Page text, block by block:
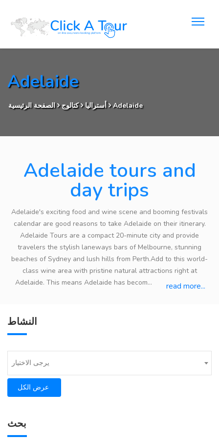
Adelaide
الصفحة الرئيسية كتالوج Adelaide
Adelaide tours and
day trips
Adelaide's exciting food and wine scene and booming festivals
calendar are good reasons to take Adelaide on their itinerary.
Adelaide Tours are a compact 20-minute city and provide
travelers the stylish laneways bars of Melbourne, stunning
beaches of Sydney and lush hills from Perth.Add to this world-
class wine area with pristine natural attractions right at
Adelaide. This means Adelaide has becom...
read more...
النشاط
يرجى الاختيار
عرض الكل
بحث